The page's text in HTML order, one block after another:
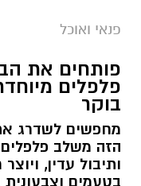
פנאי ואוכל
פותחים את
פלפלים
בוקר
מחפשים לשדרג
הזה משלב פלפלים
ותיבול עדין,
בטעמים וצבעונית